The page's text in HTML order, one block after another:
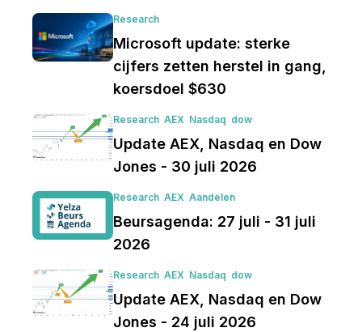
Research
Microsoft update: sterke
cijfers zetten herstel in gang,
koersdoel $630
Research AEX Nasdaq dow
Update AEX, Nasdaq en Dow
Jones - 30 juli 2026
Research AEX Aandelen
Beursagenda: 27 juli - 31 juli
2026
Research AEX Nasdaq dow
Update AEX, Nasdaq en Dow
Jones - 24 juli 2026